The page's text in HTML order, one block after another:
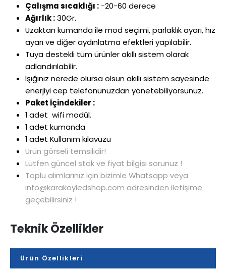
Çalışma sıcaklığı :-20-60 derece
Ağırlık :30Gr.
Uzaktan kumanda ile mod seçimi, parlaklık ayarı, hız
ayarı ve diğer aydınlatma efektleri yapılabilir.
Tuya destekli tüm ürünler akıllı sistem olarak
adlandırılabilir.
Işığınız nerede olursa olsun akıllı sistem sayesinde
enerjiyi cep telefonunuzdan yönetebiliyorsunuz.
Paket İçindekiler :
1 adet wifi modül.
1 adet kumanda
1 adet Kullanım kılavuzu
Ürün görseli temsilidir!
Lütfen güncel stok ve fiyat bilgisi sorunuz !
Toplu alımlarınız için bizimle Whatsapp veya
info@karakoyledshop.com adresinden iletişime
geçebilirsiniz !
Teknik Özellikler
Ürün Özellikleri